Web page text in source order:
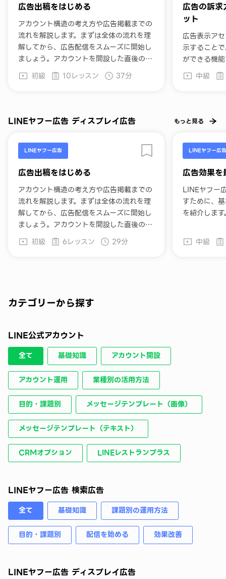
広告出稿をはじめる
アカウント構造の考え方や広告掲載までの
流れを解説します。まずは全体の流れを理
解してから、広告配信をスムーズに開始し
ましょう。アカウントを開設した直後の方
におすすめです。
初級 10レッスン 37分
広告の訴求
ット
広告表示ア
示すること
ができる機
示アセット
アセットの
したい方に
中級
LINEヤフー広告 ディスプレイ広告 もっと見る
LINEヤフー広告
広告出稿をはじめる
アカウント構造の考え方や広告掲載までの
流れを解説します。まずは全体の流れを理
解してから、広告配信をスムーズに開始し
ましょう。アカウントを開設した直後の方
におすすめです。
初級 6レッスン 29分
LINEヤフー広告
広告効果を
LINEヤフー
すために、
を紹介します
中級
カテゴリーから探す
LINE公式アカウント
全て 基礎知識 アカウント開設
アカウント運用 業種別の活用方法
目的・課題別 メッセージテンプレート（画像）
メッセージテンプレート（テキスト）
CRMオプション LINEレストランプラス
LINEヤフー広告 検索広告
全て 基礎知識 課題別の運用方法
目的・課題別 配信を始める 効果改善
LINEヤフー広告 ディスプレイ広告